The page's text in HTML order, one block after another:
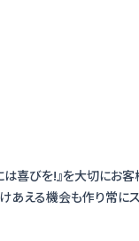
喜びを!』を大切にお客
あえる機会も作り常に